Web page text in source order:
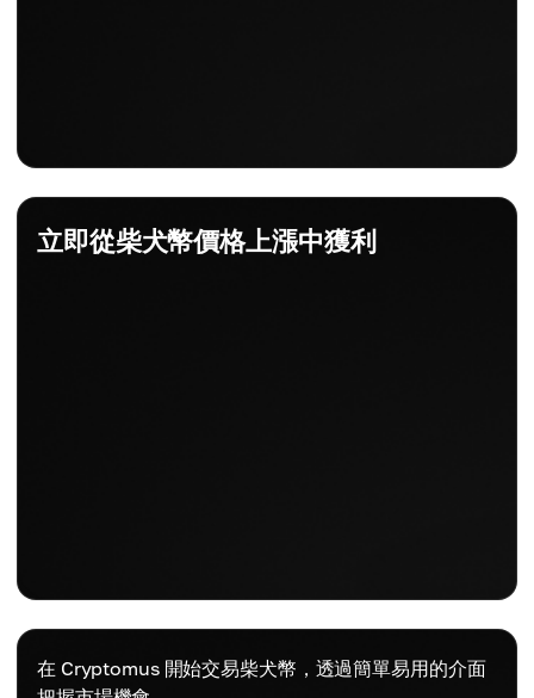
立即從柴犬幣價格上漲中獲利
在 Cryptomus 開始交易柴犬幣，透過簡單易用的介面